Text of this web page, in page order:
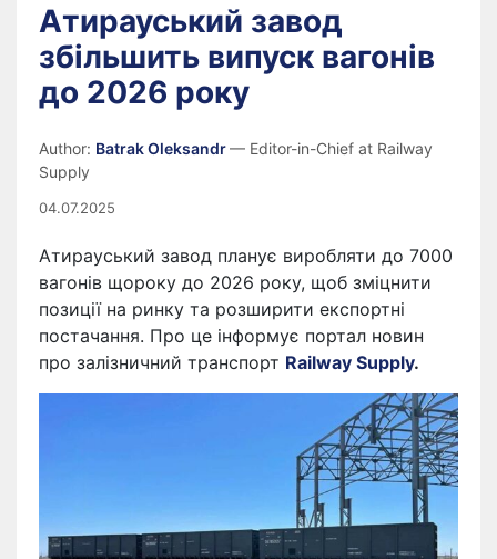
Атирауський завод
збільшить випуск вагонів
до 2026 року
Author: Batrak Oleksandr— Editor-in-Chief at Railway
Supply
04.07.2025
Атирауський завод планує виробляти до 7000
вагонів щороку до 2026 року, щоб зміцнити
позиції на ринку та розширити експортні
постачання. Про це інформує портал новин
про залізничний транспорт Railway Supply.